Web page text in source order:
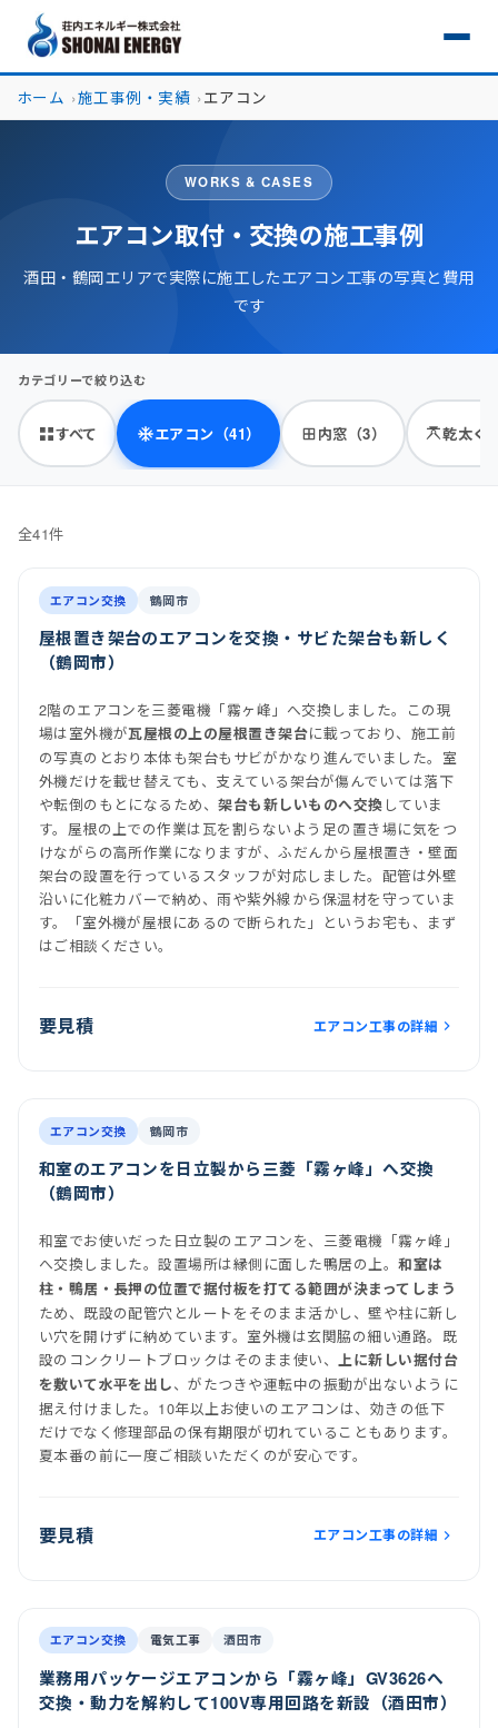
ホーム 施工事例・実績 エアコン
WORKS & CASES
エアコン取付・交換の施工事例
酒田・鶴岡エリアで実際に施工したエアコン工事の写真と費用
です
カテゴリーで絞り込む
すべて エアコン（41） 内窓（3） 乾太く
全41件
施工後
エアコン交換 鶴岡市
屋根置き架台のエアコンを交換・サビた架台も新しく
（鶴岡市）
2階のエアコンを三菱電機「霧ヶ峰」へ交換しました。この現
場は室外機が瓦屋根の上の屋根置き架台に載っており、施工前
の写真のとおり本体も架台もサビがかなり進んでいました。室
外機だけを載せ替えても、支えている架台が傷んでいては落下
や転倒のもとになるため、架台も新しいものへ交換 していま
す。屋根の上での作業は瓦を割らないよう足の置き場に気をつ
けながらの高所作業になりますが、ふだんから屋根置き・壁面
架台の設置を行っているスタッフが対応しました。配管は外壁
沿いに化粧カバーで納め、雨や紫外線から保温材を守っていま
す。「室外機が屋根にあるので断られた」というお宅も、まず
はご相談ください。
要見積 エアコン工事の詳細
施工後
エアコン交換 鶴岡市
和室のエアコンを日立製から三菱「霧ヶ峰」へ交換
（鶴岡市）
和室でお使いだった日立製のエアコンを、三菱電機「霧ヶ峰」
へ交換しました。設置場所は縁側に面した鴨居の上。和室は
柱・鴨居・長押の位置で据付板を打てる範囲が決まってしまう
ため、既設の配管穴とルートをそのまま活かし、壁や柱に新し
い穴を開けずに納めています。室外機は玄関脇の細い通路。既
設のコンクリートブロックはそのまま使い、 上に新しい据付台
を敷いて水平を出し、がたつきや運転中の振動が出ないように
据え付けました。10年以上お使いのエアコンは、効きの低下
だけでなく修理部品の保有期限が切れていることもあります。
夏本番の前に一度ご相談いただくのが安心です。
要見積 エアコン工事の詳細
施工後 室内機 室外機
エアコン交換 電気工事 酒田市
業務用パッケージエアコンから「霧ヶ峰」GV3626へ
交換・動力を解約して100V専用回路を新設（酒田市）